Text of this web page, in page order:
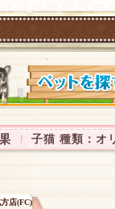
★子犬・
子猫 種類：オ
店(FC)